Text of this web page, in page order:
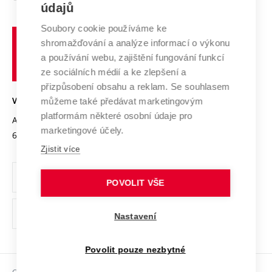
E-přihláška
Systém zajišťování kvality výzkumu
Výzkumné infrastruktury
Transfer znalostí
Open Science
Projekty
Projekty ze strukturálních fondů
Specifický výzkum
Zahraniční spolupráce
Spolupráce se školami
Služby univerzity
Mezinárodní dohody
Univerzitní sítě
Profil univerzity
Udržitelná univerzita
Podnikavá univerzita / ContriBUTe
Bezpečná univerzita
Vyznamenání
Organizační struktura
Ochrana osobních údajů
odkaz)
učení
technické
VYSOKÉ UČENÍ TECHNICKÉ V BRNĚ
Antonínská 548/1
602 00 Brno
www.vut.cz
vut@vutbr.cz
údajů
Soubory cookie používáme ke
shromažďování a analýze informací o výkonu
a používání webu, zajištění fungování funkcí
ze sociálních médií a ke zlepšení a
přizpůsobení obsahu a reklam. Se souhlasem
můžeme také předávat marketingovým
platformám některé osobní údaje pro
marketingové účely.
Zjistit více
POVOLIT VŠE
Nastavení
Povolit pouze nezbytné